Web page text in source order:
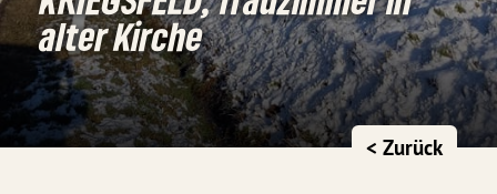
alter Kirche
< Zurück